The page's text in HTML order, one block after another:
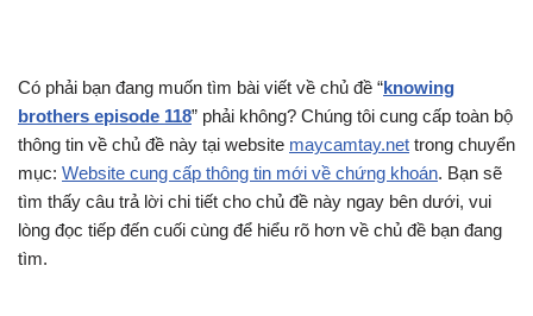
Có phải bạn đang muốn tìm bài viết về chủ đề “knowing
brothers episode 118” phải không? Chúng tôi cung cấp toàn bộ
thông tin về chủ đề này tại website maycamtay.net trong chuyển
mục: Website cung cấp thông tin mới về chứng khoán. Bạn sẽ
tìm thấy câu trả lời chi tiết cho chủ đề này ngay bên dưới, vui
lòng đọc tiếp đến cuối cùng để hiểu rõ hơn về chủ đề bạn đang
tìm.